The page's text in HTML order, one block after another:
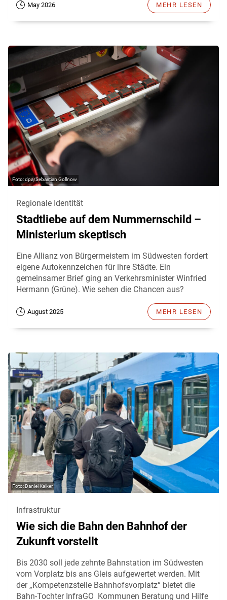
May 2026 MEHR LESEN
dpa/Sebastian Gollnow
Regionale Identität
Stadtliebe auf dem Nummernschild –
Ministerium skeptisch
Eine Allianz von Bürgermeistern im Südwesten fordert
eigene Autokennzeichen für ihre Städte. Ein
gemeinsamer Brief ging an Verkehrsminister Winfried
Hermann (Grüne). Wie sehen die Chancen aus?
August 2025 MEHR LESEN
Daniel Kalker
Infrastruktur
Wie sich die Bahn den Bahnhof der
Zukunft vorstellt
Bis 2030 soll jede zehnte Bahnstation im Südwesten
vom Vorplatz bis ans Gleis aufgewertet werden. Mit
der „Kompetenzstelle Bahnhofsvorplatz“ bietet die
Bahn-Tochter InfraGO Kommunen Beratung und Hilfe